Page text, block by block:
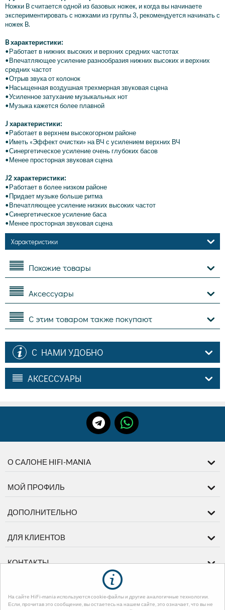
На сайте HiFi-mania используются cookie-файлы и другие аналогичные технологии.
Если, прочитав это сообщение, вы остаетесь на нашем сайте, это означает, что вы не
Ножки B считается одной из базовых ножек, и когда вы начинаете
экспериментировать с ножками из группы 3, рекомендуется начинать с
ножек B.
B характеристики:
•Работает в нижних высоких и верхних средних частотах
•Впечатляющее усиление разнообразия нижних высоких и верхних
средних частот
•Отрыв звука от колонок
•Насыщенная воздушная трехмерная звуковая сцена
•Усиленное затухание музыкальных нот
•Музыка кажется более плавной
J характеристики:
•Работает в верхнем высокогорном районе
•Иметь «Эффект очистки» на ВЧ с усилением верхних ВЧ
•Синергетическое усиление очень глубоких басов
•Менее просторная звуковая сцена
J2 характеристики:
•Работает в более низком районе
•Придает музыке больше ритма
•Впечатляющее усиление низких высоких частот
•Синергетическое усиление баса
•Менее просторная звуковая сцена
Характеристики
Похожие товары
Аксессуары
С этим товаром также покупают
С НАМИ УДОБНО
АКСЕССУАРЫ
О САЛОНЕ HIFI-MANIA
МОЙ ПРОФИЛЬ
ДОПОЛНИТЕЛЬНО
ДЛЯ КЛИЕНТОВ
КОНТАКТЫ
© 2003-2026 диМЕДИА. На базеCS-Cart - Платформа для интернет-
магазинов. Design by EnergoThemes -CS-Cart Themes